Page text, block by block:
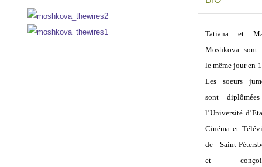
Tatiana et
Moshkova sont
le même jour en
Les soeurs
sont
l’Université
Cinéma et
de Saint-
et